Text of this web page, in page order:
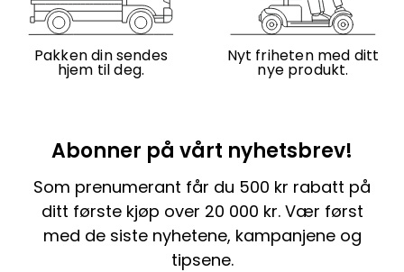
Pakken din sendes
hjem til deg.
Nyt friheten med ditt
nye produkt.
Abonner på vårt nyhetsbrev!
Som prenumerant får du 500 kr rabatt på
ditt første kjøp over 20 000 kr. Vær først
med de siste nyhetene, kampanjene og
tipsene.